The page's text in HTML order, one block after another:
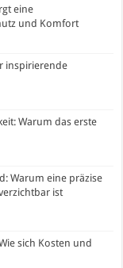
eine
und Komfort
inspirierende
Warum das erste
Warum eine präzise
ist
sich Kosten und